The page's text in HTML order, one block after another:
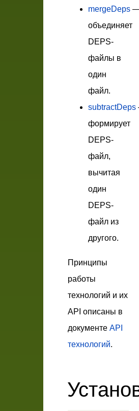
mergeDeps
объединяет
DEPS-
файлы в
один
файл.
subtractDeps
формирует
DEPS-
файл,
вычитая
один
DEPS-
файл из
другого.
Принципы
работы
технологий и их
API описаны в
документе API
технологий.